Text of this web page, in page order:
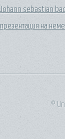
Johann sebastian
презентация на
©